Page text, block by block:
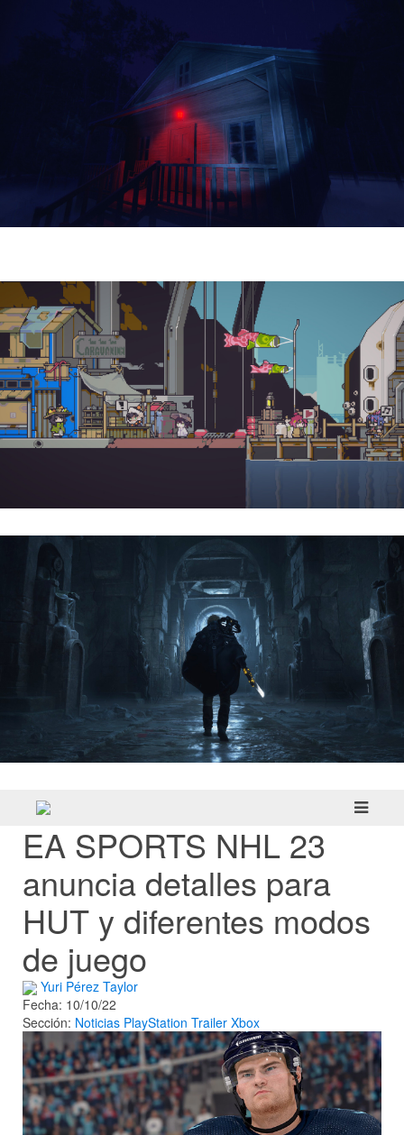
EA SPORTS NHL 23
anuncia detalles para
HUT y diferentes modos
de juego
Yuri Pérez Taylor
Fecha: 10/10/22
Sección: Noticias PlayStation Trailer Xbox